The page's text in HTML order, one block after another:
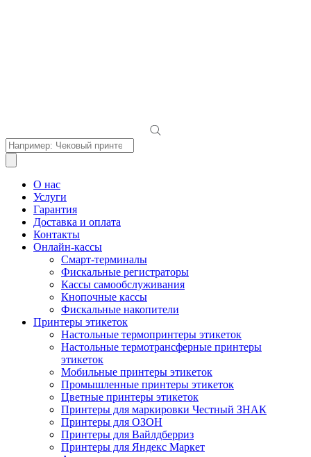
Поиск
товаров
О нас
Услуги
Гарантия
Доставка и оплата
Контакты
Онлайн-кассы
Смарт-терминалы
Фискальные регистраторы
Кассы самообслуживания
Кнопочные кассы
Фискальные накопители
Принтеры этикеток
Настольные термопринтеры этикеток
Настольные термотрансферные принтеры
этикеток
Мобильные принтеры этикеток
Промышленные принтеры этикеток
Цветные принтеры этикеток
Принтеры для маркировки Честный ЗНАК
Принтеры для ОЗОН
Принтеры для Вайлдберриз
Принтеры для Яндекс Маркет